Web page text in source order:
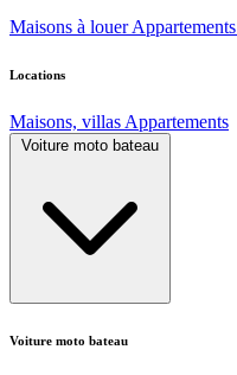
Maisons à louer Appartements
Locations
Maisons, villas Appartements
Voiture moto bateau
Voiture moto bateau